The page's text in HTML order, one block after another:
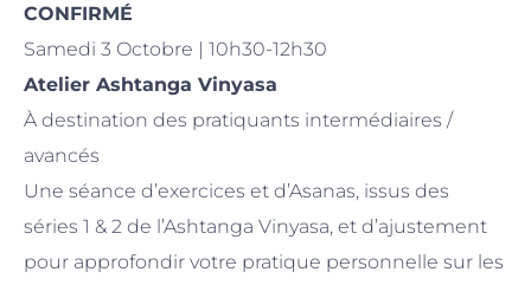
CONFIRMÉ
Samedi 3 Octobre | 10h30-12h30
Atelier Ashtanga Vinyasa
À destination des pratiquants intermédiaires /
avancés
Une séance d’exercices et d’Asanas, issus des
séries 1 & 2 de l’Ashtanga Vinyasa, et d’ajustement
pour approfondir votre pratique personnelle sur les